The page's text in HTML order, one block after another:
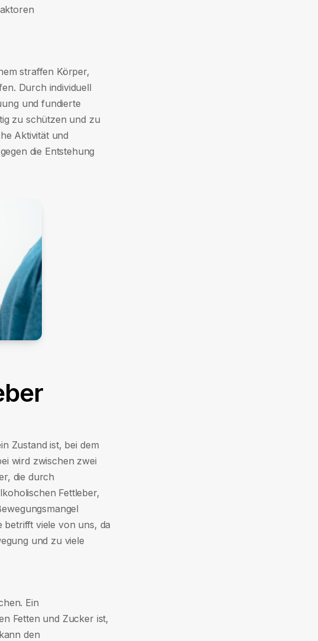
straffen Körper,
Durch individuell
und fundierte
zu schützen und zu
Aktivität und
die Entstehung
Zustand ist, bei dem
wird zwischen zwei
die durch
Fettleber,
betrifft viele von uns, da
und zu viele
Ein
Fetten und Zucker ist,
den